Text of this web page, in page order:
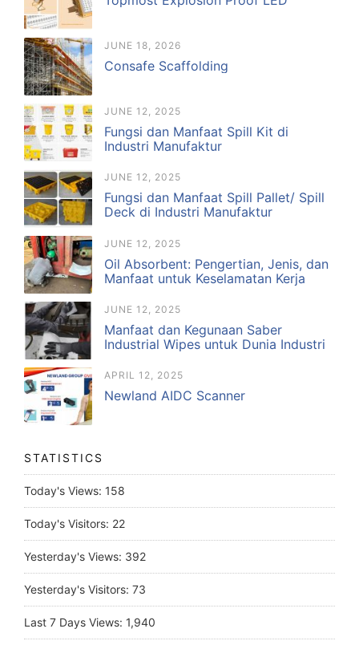
JUNE 18, 2026
Consafe Scaffolding
JUNE 12, 2025
Fungsi dan Manfaat Spill Kit di
Industri Manufaktur
JUNE 12, 2025
Fungsi dan Manfaat Spill Pallet/ Spill
Deck di Industri Manufaktur
JUNE 12, 2025
Oil Absorbent: Pengertian, Jenis, dan
Manfaat untuk Keselamatan Kerja
JUNE 12, 2025
Manfaat dan Kegunaan Saber
Industrial Wipes untuk Dunia Industri
APRIL 12, 2025
Newland AIDC Scanner
STATISTICS
Today's Views: 158
Today's Visitors: 22
Yesterday's Views: 392
Yesterday's Visitors: 73
Last 7 Days Views: 1,940